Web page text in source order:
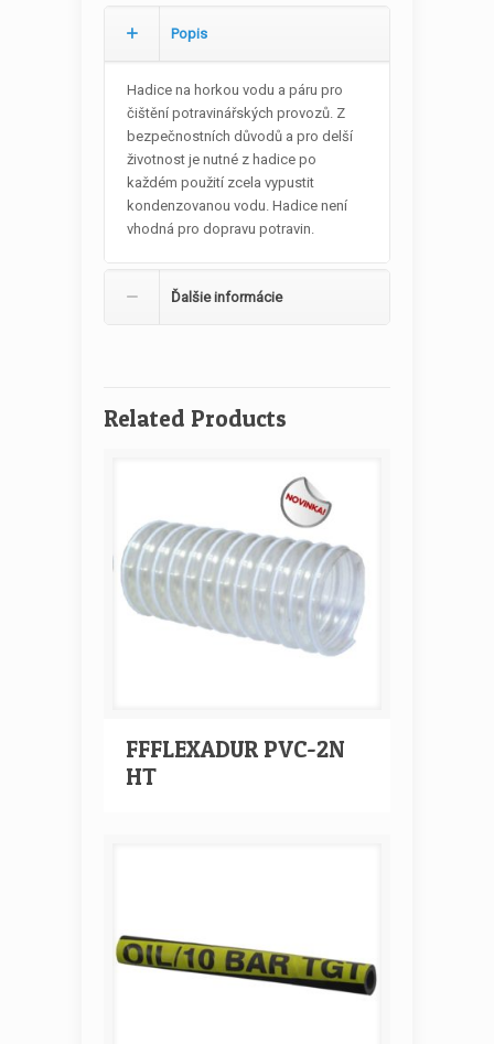
Popis
Hadice na horkou vodu a páru pro
čištění potravinářských provozů. Z
bezpečnostních důvodů a pro delší
životnost je nutné z hadice po
každém použití zcela vypustit
kondenzovanou vodu. Hadice není
vhodná pro dopravu potravin.
Ďalšie informácie
Related Products
FFFLEXADUR PVC-2N
HT